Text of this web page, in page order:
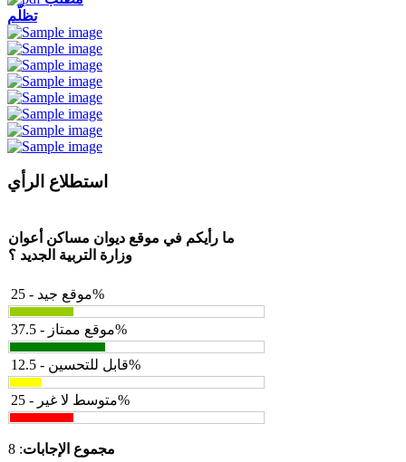
تظلّم
استطلاع الرأي
ما رأيكم في موقع ديوان مساكن أعوان
وزارة التربية الجديد ؟
موقع جيد - 25%
موقع ممتاز - 37.5%
قابل للتحسين - 12.5%
متوسط لا غير - 25%
مجموع الإجابات: 8